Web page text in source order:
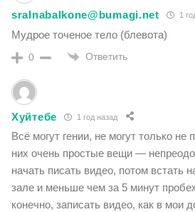
sralnabalkone@bumagi.net 1
Мудрое точеное тело (блевота)
0 Ответить
Хуйтебе 1 год назад
Всё могут гении, не могут только не
них очень простые вещи —
начать писать видео, потом встать
зале и меньше чем за 5 минут
конечно, записать видео, как в мои